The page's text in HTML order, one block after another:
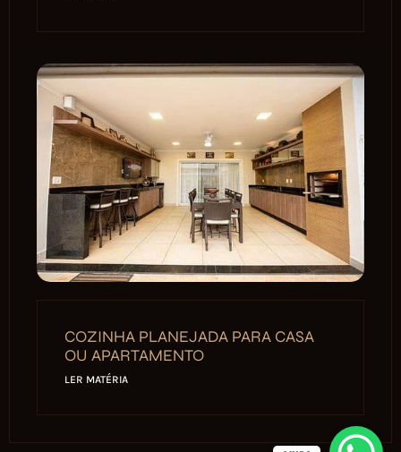
COZINHA PLANEJADA PARA CASA
OU APARTAMENTO
LER MATÉRIA